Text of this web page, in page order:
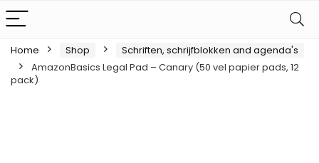
Home Shop
Schriften, schrijfblokken and agenda's
AmazonBasics Legal Pad – Canary (50 vel papier pads, 12
pack)